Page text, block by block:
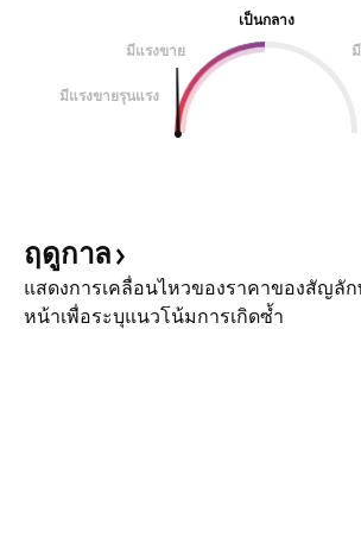
เป็นกลาง
มีแรงขาย
มีแรงขายรุนแรง
ฤดูกาล
แสดงการเคลื่อนไหวของราคาของสัญลั
หน้าเพื่อระบุแนวโน้มการเกิดซ้ำ